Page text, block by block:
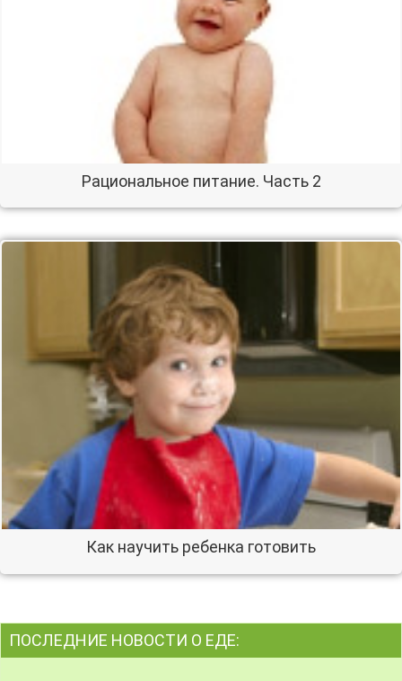
Рациональное питание. Часть 2
Как научить ребенка готовить
ПОСЛЕДНИЕ НОВОСТИ О ЕДЕ: